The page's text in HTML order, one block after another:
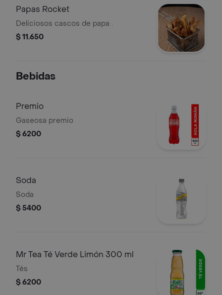
Papas Rocket
Deliciosos cascos de papa .
$ 11.650
Bebidas
Premio
Gaseosa premio
$ 6200
Soda
Soda
$ 5400
Mr Tea Té Verde Limón 300 ml
Tés
$ 6200